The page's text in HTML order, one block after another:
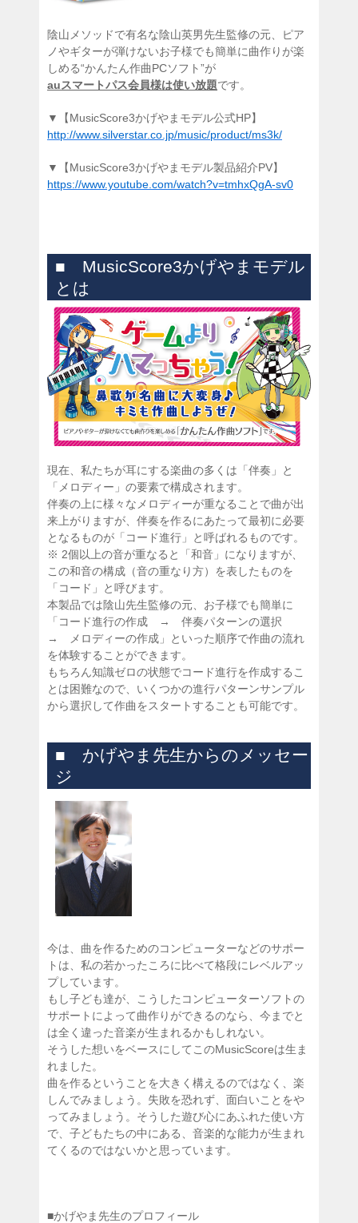
陰山メソッドで有名な陰山英男先生監修の元、ピア
ノやギターが弾けないお子様でも簡単に曲作りが楽
しめる“かんたん作曲PCソフト”が
auスマートパス会員様は使い放題です。
▼【MusicScore3かげやまモデル公式HP】
http://www.silverstar.co.jp/music/product/ms3k/
▼【MusicScore3かげやまモデル製品紹介PV】
https://www.youtube.com/watch?v=tmhxQgA-sv0
■ MusicScore3かげやまモデル
とは
現在、私たちが耳にする楽曲の多くは「伴奏」と
「メロディー」の要素で構成されます。
伴奏の上に様々なメロディーが重なることで曲が出
来上がりますが、伴奏を作るにあたって最初に必要
となるものが「コード進行」と呼ばれるものです。
※ 2個以上の音が重なると「和音」になりますが、
この和音の構成（音の重なり方）を表したものを
「コード」と呼びます。
本製品では陰山先生監修の元、お子様でも簡単に
「コード進行の作成 → 伴奏パターンの選択
→ メロディーの作成」といった順序で作曲の流れ
を体験することができます。
もちろん知識ゼロの状態でコード進行を作成するこ
とは困難なので、いくつかの進行パターンサンプル
から選択して作曲をスタートすることも可能です。
■ かげやま先生からのメッセー
ジ
今は、曲を作るためのコンピューターなどのサポー
トは、私の若かったころに比べて格段にレベルアッ
プしています。
もし子ども達が、こうしたコンピューターソフトの
サポートによって曲作りができるのなら、今までと
は全く違った音楽が生まれるかもしれない。
そうした想いをベースにしてこのMusicScoreは生ま
れました。
曲を作るということを大きく構えるのではなく、楽
しんでみましょう。失敗を恐れず、面白いことをや
ってみましょう。そうした遊び心にあふれた使い方
で、子どもたちの中にある、音楽的な能力が生まれ
てくるのではないかと思っています。
■かげやま先生のプロフィール